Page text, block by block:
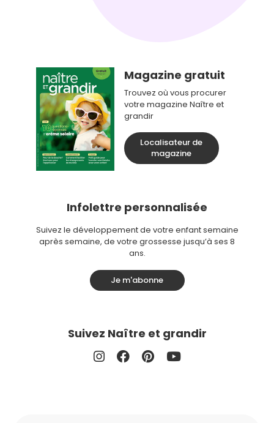
Magazine gratuit
Trouvez où vous procurer
votre magazine Naître et
grandir
Localisateur de
magazine
Infolettre personnalisée
Suivez le développement de votre enfant semaine
après semaine, de votre grossesse jusqu’à ses 8
ans.
Je m'abonne
Suivez Naître et grandir